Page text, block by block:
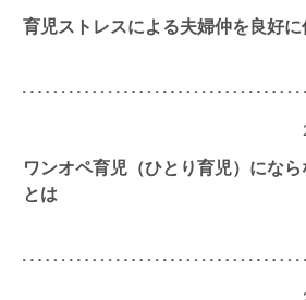
育児ストレスによる夫婦仲を良好に
ワンオペ育児（ひとり育児）になら
とは